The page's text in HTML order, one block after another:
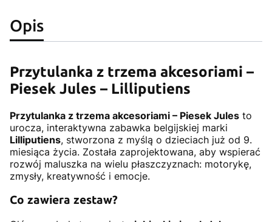
Opis
Przytulanka z trzema akcesoriami –
Piesek Jules – Lilliputiens
Przytulanka z trzema akcesoriami – Piesek Jules to
urocza, interaktywna zabawka belgijskiej marki
Lilliputiens, stworzona z myślą o dzieciach już od 9.
miesiąca życia. Została zaprojektowana, aby wspierać
rozwój maluszka na wielu płaszczyznach: motorykę,
zmysły, kreatywność i emocje.
Co zawiera zestaw?